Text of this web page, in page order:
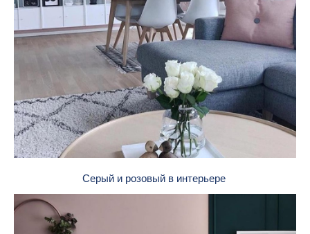
Серый и розовый в интерьере